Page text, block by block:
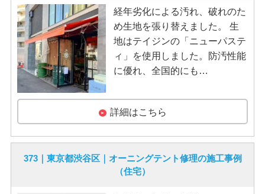
経年劣化による汚れ、破れのた
め生地を張り替えました。 生
地はテイジンの「ニューパステ
ィ」を使用しました。防汚性能
に優れ、全国的にも…
詳細はこちら
373｜東京都渋谷区｜オーニングテント修理の施工事例
（住宅）